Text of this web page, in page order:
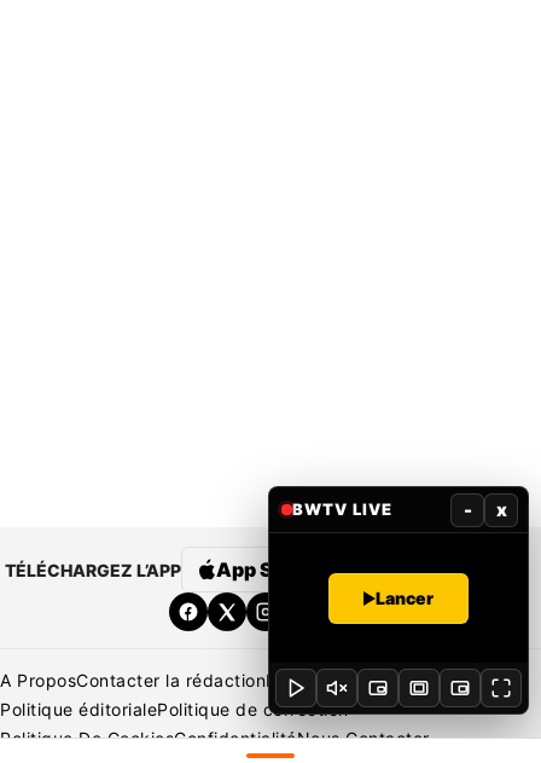
TÉLÉCHARGEZ L’APP App Store Google Play
A ProposContacter la rédactionRédaction
Mentions légales
Politique éditorialePolitique de correction
Politique De CookiesConfidentialitéNous Contacter
BWTV LIVE - x
Lancer